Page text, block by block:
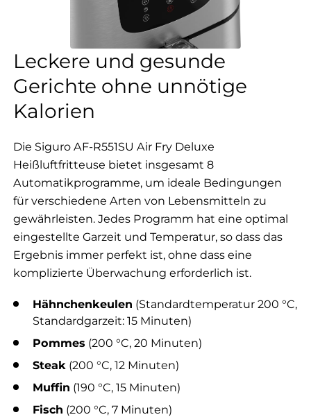
Leckere und gesunde
Gerichte ohne unnötige
Kalorien
Die Siguro AF-R551SU Air Fry Deluxe
Heißluftfritteuse bietet insgesamt 8
Automatikprogramme, um ideale Bedingungen
für verschiedene Arten von Lebensmitteln zu
gewährleisten. Jedes Programm hat eine optimal
eingestellte Garzeit und Temperatur, so dass das
Ergebnis immer perfekt ist, ohne dass eine
komplizierte Überwachung erforderlich ist.
Hähnchenkeulen (Standardtemperatur 200 °C,
Standardgarzeit: 15 Minuten)
Pommes (200 °C, 20 Minuten)
Steak (200 °C, 12 Minuten)
Muffin (190 °C, 15 Minuten)
Fisch (200 °C, 7 Minuten)